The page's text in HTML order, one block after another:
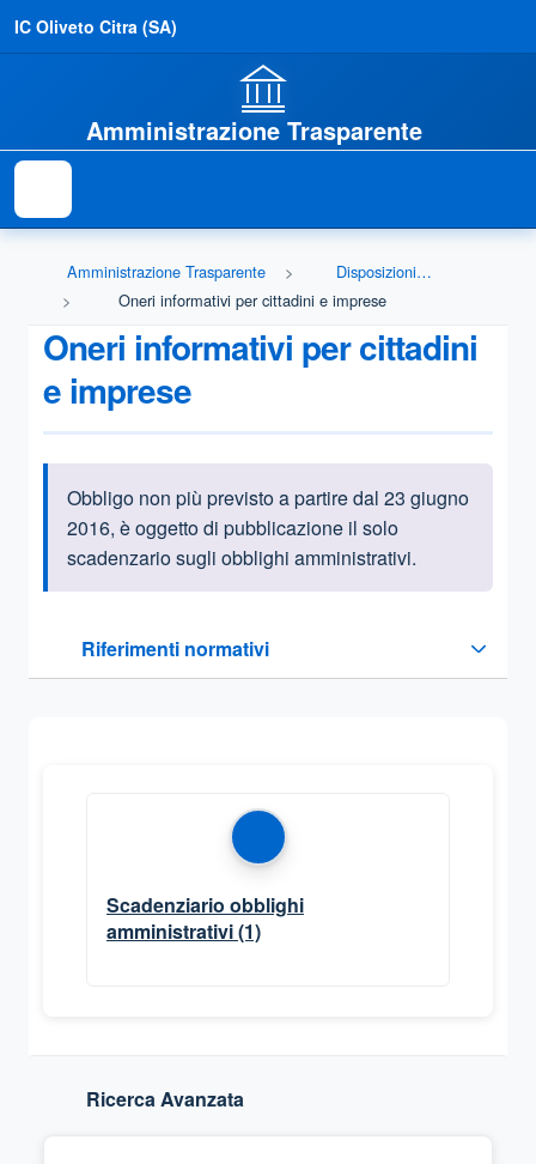
IC Oliveto Citra (SA)
Amministrazione Trasparente
Amministrazione Trasparente
Disposizioni generali
Oneri informativi per cittadini e imprese
Oneri informativi per cittadini
e imprese
Informazioni introduttive
Obbligo non più previsto a partire dal 23 giugno
2016, è oggetto di pubblicazione il solo
scadenzario sugli obblighi amministrativi.
Riferimenti normativi
Sezione compressa
Scadenziario obblighi
amministrativi(1)
Ricerca Avanzata